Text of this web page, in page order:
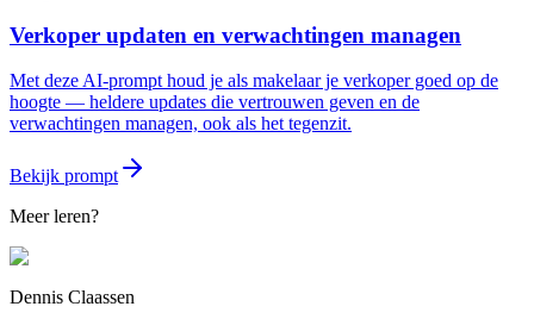
Verkoper updaten en verwachtingen managen
Met deze AI-prompt houd je als makelaar je verkoper goed op de
hoogte — heldere updates die vertrouwen geven en de
verwachtingen managen, ook als het tegenzit.
Bekijk prompt
Meer leren?
Dennis Claassen